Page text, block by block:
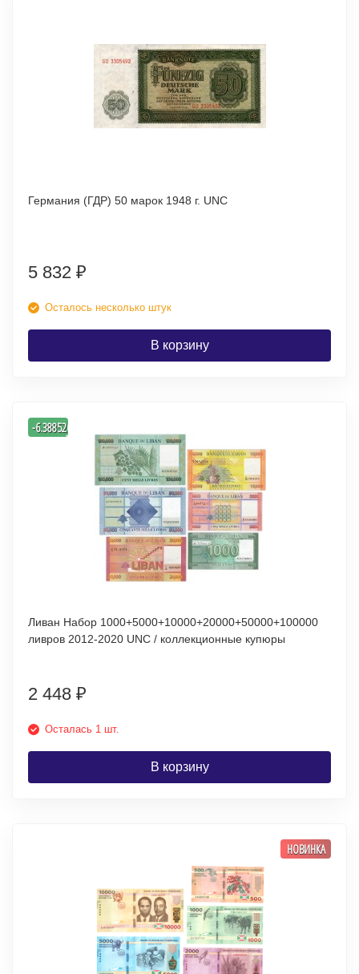
Германия (ГДР) 50 марок 1948 г. UNC
5 832 ₽
Осталось несколько штук
В корзину
-
-6.3885267275098
%
Ливан Набор 1000+5000+10000+20000+50000+100000
ливров 2012-2020 UNC / коллекционные купюры
2 448 ₽
Осталась 1 шт.
В корзину
НОВИНКА